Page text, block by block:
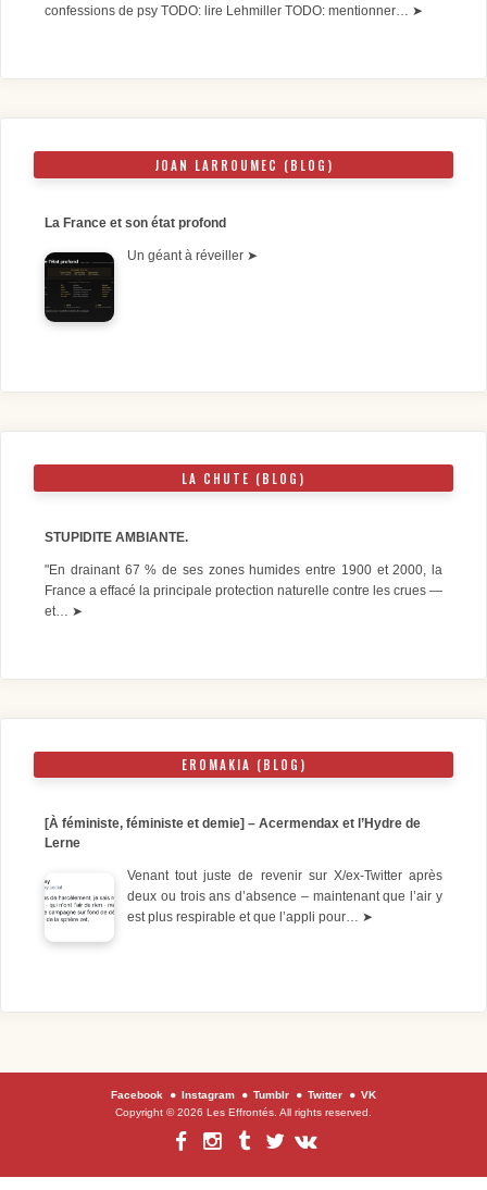
confessions de psy TODO: lire Lehmiller TODO: mentionner… ➤
JOAN LARROUMEC (BLOG)
La France et son état profond
Un géant à réveiller ➤
LA CHUTE (BLOG)
STUPIDITE AMBIANTE.
"En drainant 67 % de ses zones humides entre 1900 et 2000, la
France a effacé la principale protection naturelle contre les crues —
et… ➤
EROMAKIA (BLOG)
[À féministe, féministe et demie] – Acermendax et l’Hydre de
Lerne
Venant tout juste de revenir sur X/ex-Twitter après
deux ou trois ans d’absence – maintenant que l’air y
est plus respirable et que l’appli pour… ➤
Facebook Instagram Tumblr Twitter
VK
Copyright © 2026 Les Effrontés. All rights reserved.
Facebook
Instagram
Tumblr
Twitter
VK